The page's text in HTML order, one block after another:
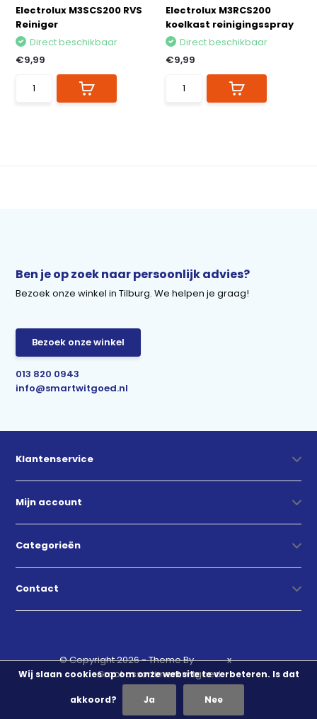
Electrolux M3SCS200 RVS
Reiniger
Direct beschikbaar
€9,99
Electrolux M3RCS200
koelkast reinigingsspray
Direct beschikbaar
€9,99
Ben je op zoek naar persoonlijk advies?
Bezoek onze winkel in Tilburg. We helpen je graag!
Bezoek onze winkel
013 820 0943
info@smartwitgoed.nl
Klantenservice
Mijn account
Categorieën
Contact
© Copyright 2026 - Theme ByDMWSxPlus+
Groot assortiment witgoed
Wij slaan cookies op om onze website te verbeteren. Is dat
akkoord? Ja Nee